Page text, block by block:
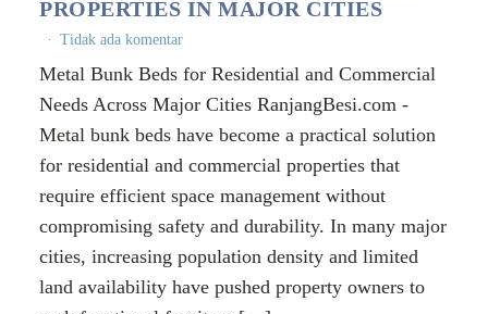
PROPERTIES IN MAJOR CITIES
Tidak ada komentar
Metal Bunk Beds for Residential and Commercial
Needs Across Major Cities RanjangBesi.com -
Metal bunk beds have become a practical solution
for residential and commercial properties that
require efficient space management without
compromising safety and durability. In many major
cities, increasing population density and limited
land availability have pushed property owners to